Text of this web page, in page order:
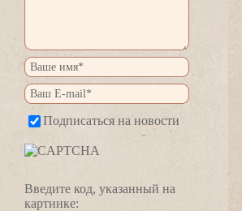
Подписаться на новости
едите код, указанный на
картинке: